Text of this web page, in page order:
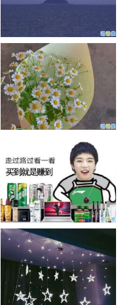
晚安励志语录带图片 晚安心语
励志鸡汤
晒风景照的唯美说说配图 适合
发风景的朋友圈文案
抖音摆地摊文案 摆地摊的搞笑
说说带图片